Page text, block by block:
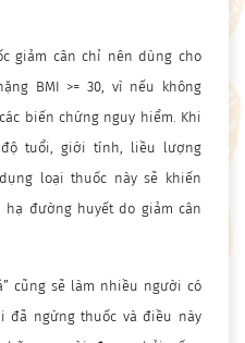
giảm cân chỉ nên dùng cho
BMI >= 30, vì nếu không
biến chứng nguy hiểm. Khi
tuổi, giới tính, liều lượng
loại thuốc này sẽ khiến
đường huyết do giảm cân
cũng sẽ làm nhiều người có
đã ngừng thuốc và điều này